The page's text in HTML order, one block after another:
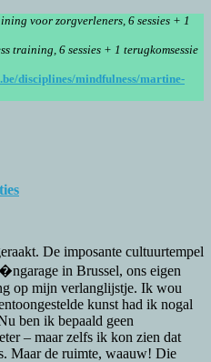
voor zorgverleners, 6 sessies + 1
training, 6 sessies + 1 terugkomsessie
disciplines/mindfulness/martine-
De imposante cultuurtempel
in Brussel, ons eigen
op mijn verlanglijstje. Ik wou
kunst had ik nogal
ben ik bepaald geen
– maar zelfs ik kon zien dat
Maar de ruimte, waauw! Die